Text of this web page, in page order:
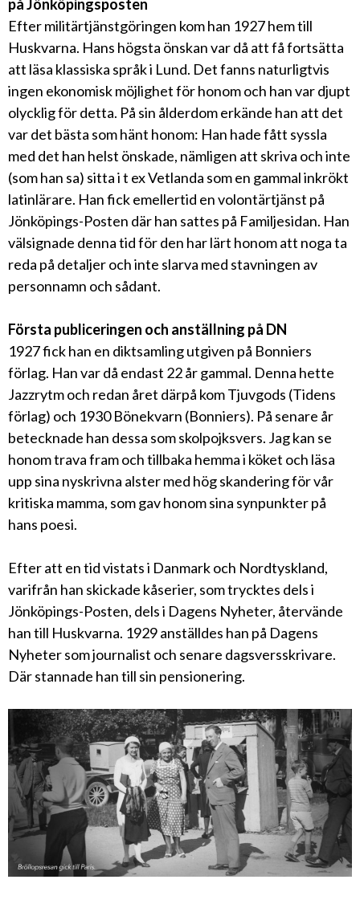
på Jönköpingsposten
Efter militärtjänstgöringen kom han 1927 hem till
Huskvarna. Hans högsta önskan var då att få fortsätta
att läsa klassiska språk i Lund. Det fanns naturligtvis
ingen ekonomisk möjlighet för honom och han var djupt
olycklig för detta. På sin ålderdom erkände han att det
var det bästa som hänt honom: Han hade fått syssla
med det han helst önskade, nämligen att skriva och inte
(som han sa) sitta i t ex Vetlanda som en gammal inkrökt
latinlärare. Han fick emellertid en volontärtjänst på
Jönköpings-Posten där han sattes på Familjesidan. Han
välsignade denna tid för den har lärt honom att noga ta
reda på detaljer och inte slarva med stavningen av
personnamn och sådant.
Första publiceringen och anställning på DN
1927 fick han en diktsamling utgiven på Bonniers
förlag. Han var då endast 22 år gammal. Denna hette
Jazzrytm och redan året därpå kom Tjuvgods (Tidens
förlag) och 1930 Bönekvarn (Bonniers). På senare år
betecknade han dessa som skolpojksvers. Jag kan se
honom trava fram och tillbaka hemma i köket och läsa
upp sina nyskrivna alster med hög skandering för vår
kritiska mamma, som gav honom sina synpunkter på
hans poesi.
Efter att en tid vistats i Danmark och Nordtyskland,
varifrån han skickade kåserier, som trycktes dels i
Jönköpings-Posten, dels i Dagens Nyheter, återvände
han till Huskvarna. 1929 anställdes han på Dagens
Nyheter som journalist och senare dagsversskrivare.
Där stannade han till sin pensionering.